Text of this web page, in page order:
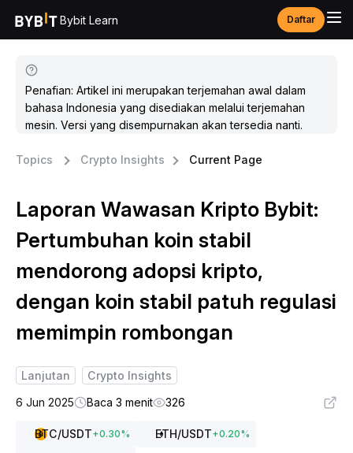
Bybit Learn Daftar
Penafian: Artikel ini merupakan terjemahan awal dalam
bahasa Indonesia yang disediakan melalui terjemahan
mesin. Versi yang disempurnakan akan tersedia nanti.
Topics Crypto Insights Current Page
Laporan Wawasan Kripto Bybit:
Pertumbuhan koin stabil
mendorong adopsi kripto,
dengan koin stabil patuh regulasi
memimpin rombongan
Lanjutan
Crypto Insights
6 Jun 2025
Baca 3 menit 326
BTC/USDT+0.30% ETH/USDT+0.20%